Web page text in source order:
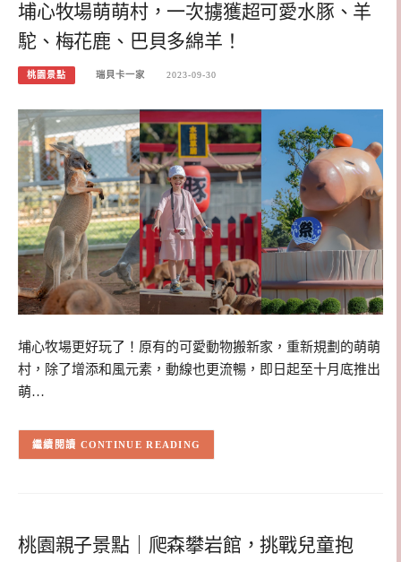
埔心牧場萌萌村，一次擄獲超可愛水豚、羊
駝、梅花鹿、巴貝多綿羊！
桃園景點 瑞貝卡一家 2023-09-30
埔心牧場更好玩了！原有的可愛動物搬新家，重新規劃的萌萌
村，除了增添和風元素，動線也更流暢，即日起至十月底推出
萌…
CONTINUE READING
桃園親子景點｜爬森攀岩館，挑戰兒童抱